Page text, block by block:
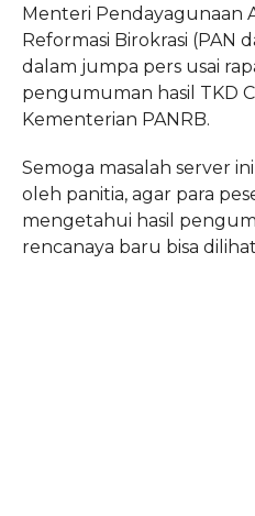
Menteri Pendayagunaan
Reformasi Birokrasi (PAN
dalam jumpa pers usai
pengumuman hasil TKD
Kementerian PANRB.
Semoga masalah server
oleh panitia, agar para
mengetahui hasil
rencanaya baru bisa